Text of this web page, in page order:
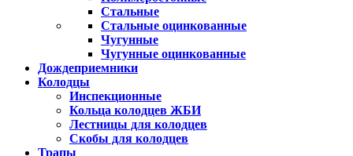
Стальные
Стальные оцинкованные
Чугунные
Чугунные оцинкованные
Дождеприемники
Колодцы
Инспекционные
Кольца колодцев ЖБИ
Лестницы для колодцев
Скобы для колодцев
Трапы